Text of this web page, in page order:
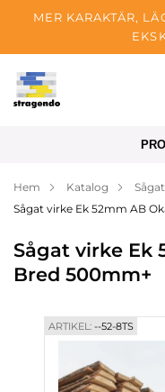
MER KARAKTÄR,
Tallinn
Betalning
Blogg
Hem Katalog
Sågat virke Ek 52mm AB
Sågat virke Ek
Bred 500mm+
ARTIKEL:--52-8TS